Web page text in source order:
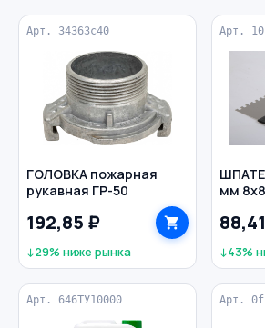
Арт. 34363c40
ГОЛОВКА пожарная
рукавная ГР-50
192,85 ₽
↓29% ниже рынка
Арт.
мм
ИНТЕК
↓43%
Арт. 646ТУ10000 Арт.